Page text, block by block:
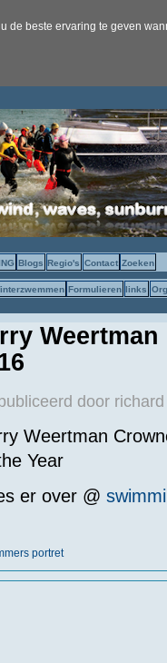
de beste ervaring te geven
Blogs Regio's Contact Zoeken
Formulieren links
door
Weertman
Year
er over @
portret